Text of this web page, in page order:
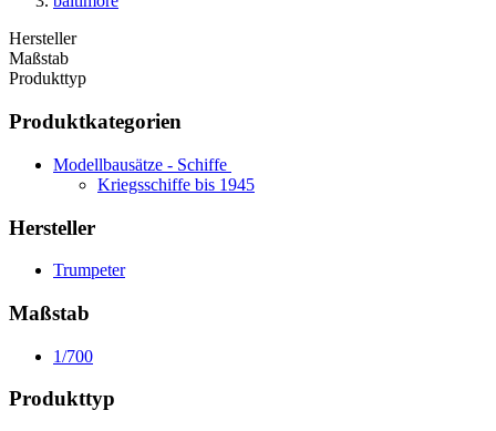
Hersteller
Maßstab
Produkttyp
Produktkategorien
Modellbausätze - Schiffe
Kriegsschiffe bis 1945
Hersteller
Trumpeter
Maßstab
1/700
Produkttyp